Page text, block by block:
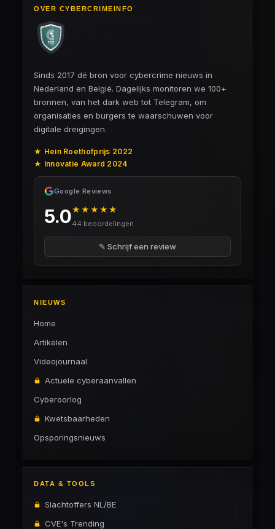
OVER CYBERCRIMEINFO
Sinds 2017 dé bron voor cybercrime nieuws in
Nederland en België. Dagelijks monitoren we 100+
bronnen, van het dark web tot Telegram, om
organisaties en burgers te waarschuwen voor
digitale dreigingen.
★ Hein Roethofprijs 2022
★ Innovatie Award 2024
Google Reviews
5.0★★★★★
44 beoordelingen
✎ Schrijf een review
NIEUWS
Home
Artikelen
Videojournaal
Actuele cyberaanvallen
Cyberoorlog
Kwetsbaarheden
Opsporingsnieuws
DATA & TOOLS
Slachtoffers NL/BE
CVE's Trending